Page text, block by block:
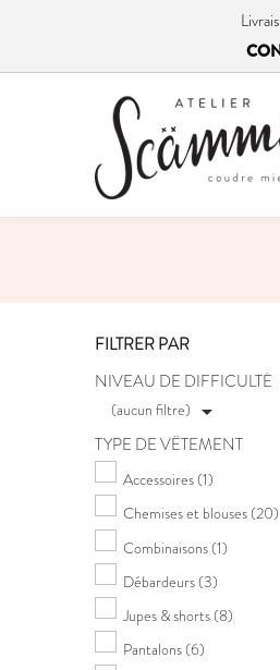
FILTRER PAR
NIVEAU DE DIFFICULTÉ
(aucun filtre) 
TYPE DE VÊTEMENT
Accessoires (1)
Chemises et blouses (20)
Combinaisons (1)
Débardeurs (3)
Jupes & shorts (8)
Pantalons (6)